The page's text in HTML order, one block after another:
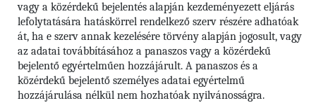
vagy a közérdekű bejelentés alapján kezdeményezett eljárás
lefolytatására hatáskörrel rendelkező szerv részére adhatóak
át, ha e szerv annak kezelésére törvény alapján jogosult, vagy
az adatai továbbításához a panaszos vagy a közérdekű
bejelentő egyértelműen hozzájárult. A panaszos és a
közérdekű bejelentő személyes adatai egyértelmű
hozzájárulása nélkül nem hozhatóak nyilvánosságra.